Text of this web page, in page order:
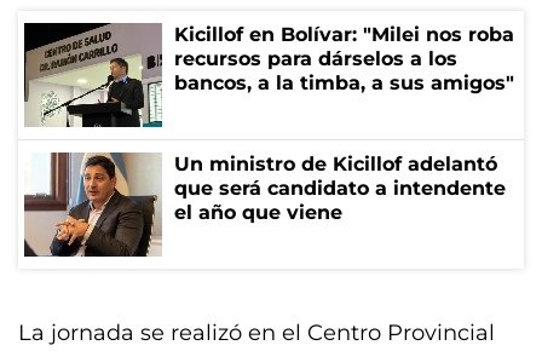
Kicillof en Bolívar: "Milei nos roba
recursos para dárselos a los
bancos, a la timba, a sus amigos"
Un ministro de Kicillof adelantó
que será candidato a intendente
el año que viene
La jornada se realizó en el Centro Provincial